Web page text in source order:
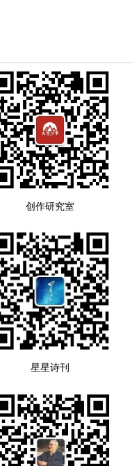
创作研究室
星星诗刊